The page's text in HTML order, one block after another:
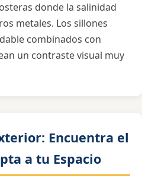
donde la salinidad
metales. Los sillones
combinados con
un contraste visual muy
Encuentra el
a tu Espacio